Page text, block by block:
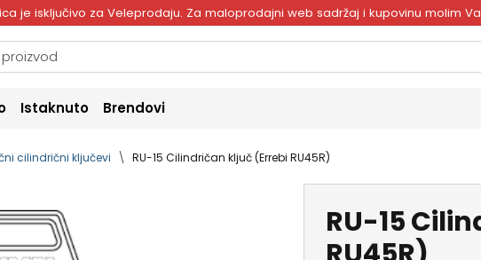
je isključivo za Veleprodaju. Za maloprodajni web sadržaj i kupovinu molim
Istaknuto Brendovi
cilindrični ključevi RU-15 Cilindričan ključ (Errebi RU45R)
RU-15